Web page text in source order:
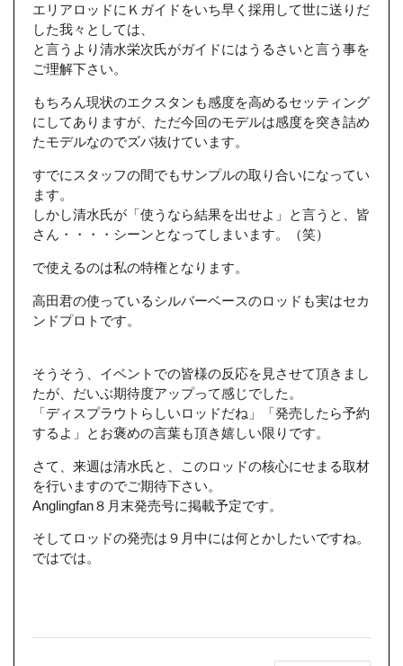
エリアロッドにＫガイドをいち早く採用して世に送りだ
した我々としては、
と言うより清水栄次氏がガイドにはうるさいと言う事を
ご理解下さい。
もちろん現状のエクスタンも感度を高めるセッティング
にしてありますが、ただ今回のモデルは感度を突き詰め
たモデルなのでズバ抜けています。
すでにスタッフの間でもサンプルの取り合いになってい
ます。
しかし清水氏が「使うなら結果を出せよ」と言うと、皆
さん・・・・シーンとなってしまいます。（笑）
で使えるのは私の特権となります。
高田君の使っているシルバーベースのロッドも実はセカ
ンドプロトです。
そうそう、イベントでの皆様の反応を見させて頂きまし
たが、だいぶ期待度アップって感じでした。
「ディスプラウトらしいロッドだね」「発売したら予約
するよ」とお褒めの言葉も頂き嬉しい限りです。
さて、来週は清水氏と、このロッドの核心にせまる取材
を行いますのでご期待下さい。
Anglingfan８月末発売号に掲載予定です。
そしてロッドの発売は９月中には何とかしたいですね。
ではでは。